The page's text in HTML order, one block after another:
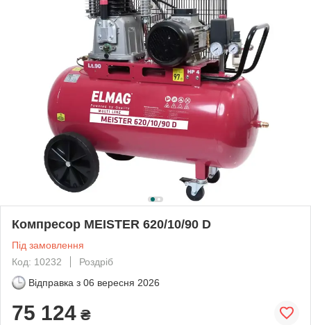
Компресор MEISTER 620/10/90 D
Під замовлення
Код: 10232
Роздріб
Відправка з 06 вересня 2026
75 124 ₴